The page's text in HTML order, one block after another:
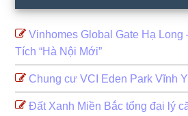
Vinhomes Global Gate Hạ Long
Tích “Hà Nội Mới”
Chung cư VCI Eden Park Vĩnh
Đất Xanh Miền Bắc tổng đại lý